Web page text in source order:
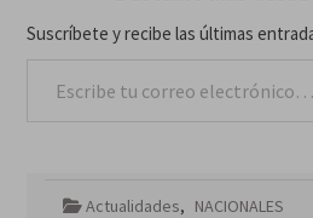
Suscríbete y recibe las últimas
Actualidades, NACIONALES